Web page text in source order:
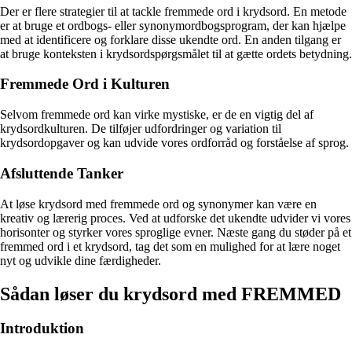
Der er flere strategier til at tackle fremmede ord i krydsord. En metode
er at bruge et ordbogs- eller synonymordbogsprogram, der kan hjælpe
med at identificere og forklare disse ukendte ord. En anden tilgang er
at bruge konteksten i krydsordspørgsmålet til at gætte ordets betydning.
Fremmede Ord i Kulturen
Selvom fremmede ord kan virke mystiske, er de en vigtig del af
krydsordkulturen. De tilføjer udfordringer og variation til
krydsordopgaver og kan udvide vores ordforråd og forståelse af sprog.
Afsluttende Tanker
At løse krydsord med fremmede ord og synonymer kan være en
kreativ og lærerig proces. Ved at udforske det ukendte udvider vi vores
horisonter og styrker vores sproglige evner. Næste gang du støder på et
fremmed ord i et krydsord, tag det som en mulighed for at lære noget
nyt og udvikle dine færdigheder.
Sådan løser du krydsord med FREMMED
Introduktion